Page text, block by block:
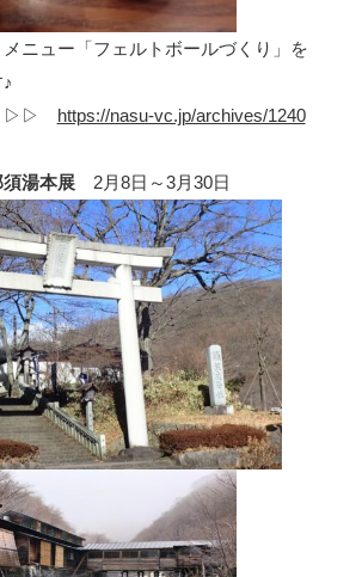
ニュー「フェルトボールづくり」を
▷▷ https://nasu-vc.jp/archives/1240
須湯本展2月8日～3月30日